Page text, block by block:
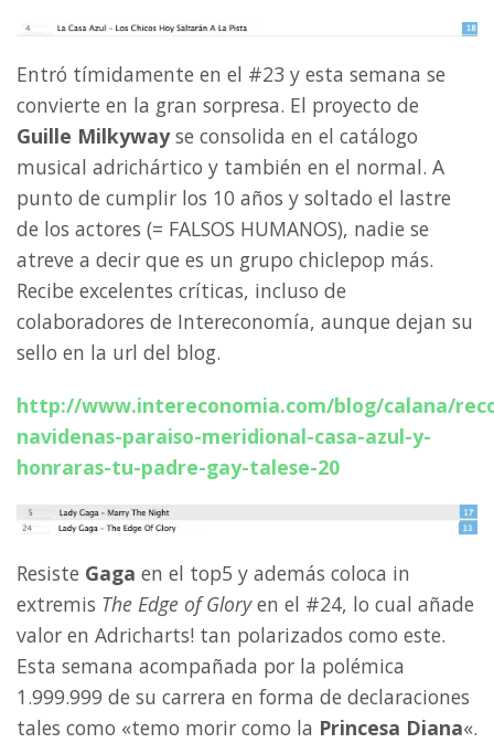
Entró tímidamente en el #23 y esta semana se
convierte en la gran sorpresa. El proyecto de
Guille Milkywayse consolida en el catálogo
musical adrichártico y también en el normal. A
punto de cumplir los 10 años y soltado el lastre
de los actores (= FALSOS HUMANOS), nadie se
atreve a decir que es un grupo chiclepop más.
Recibe excelentes críticas, incluso de
colaboradores de Intereconomía, aunque dejan su
sello en la url del blog.
http://www.intereconomia.com/blog/calana/
navidenas-paraiso-meridional-casa-azul-y-
honraras-tu-padre-gay-talese-20
Resiste Gaga en el top5 y además coloca in
extremis The Edge of Gloryen el #24, lo cual añade
valor en Adricharts! tan polarizados como este.
Esta semana acompañada por la polémica
1.999.999 de su carrera en forma de declaraciones
tales como «temo morir como la Princesa Diana«.